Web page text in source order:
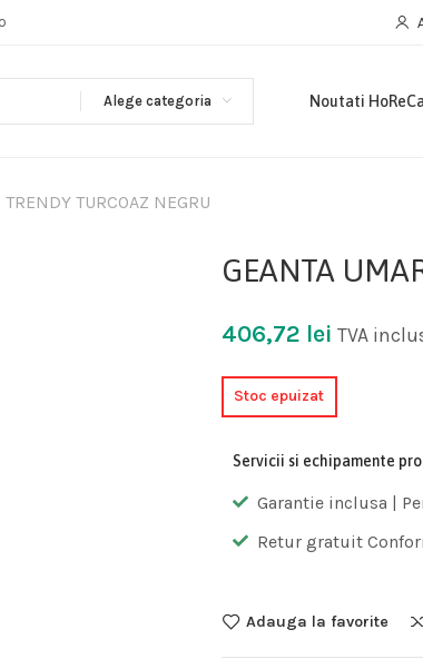
Alege categoria Noutati
TURCOAZ NEGRU
GEANTA
406,72 lei TVA
Stoc epuizat
Servicii si echipamente
Garantie inclusa |
Retur gratuit
Adauga la favorite